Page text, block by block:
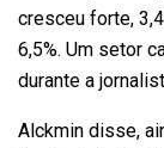
cresceu forte,
6,5%. Um setor
durante a
Alckmin disse,